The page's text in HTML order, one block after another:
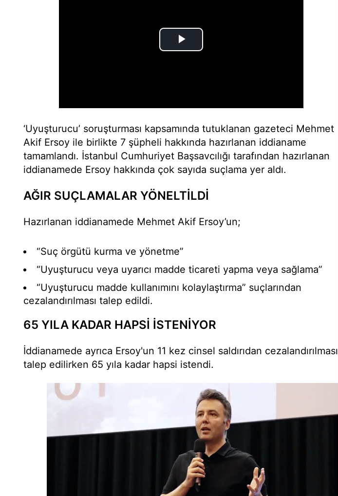
‘Uyuşturucu’ soruşturması kapsamında tutuklanan gazeteci Mehmet
Akif Ersoy ile birlikte 7 şüpheli hakkında hazırlanan iddianame
tamamlandı. İstanbul Cumhuriyet Başsavcılığı tarafından hazırlanan
iddianamede Ersoy hakkında çok sayıda suçlama yer aldı.
AĞIR SUÇLAMALAR YÖNELTİLDİ
Hazırlanan iddianamede Mehmet Akif Ersoy’un;
“Suç örgütü kurma ve yönetme”
“Uyuşturucu veya uyarıcı madde ticareti yapma veya sağlama”
“Uyuşturucu madde kullanımını kolaylaştırma” suçlarından
cezalandırılması talep edildi.
65 YILA KADAR HAPSİ İSTENİYOR
İddianamede ayrıca Ersoy'un 11 kez cinsel saldırıdan cezalandırılması
talep edilirken 65 yıla kadar hapsi istendi.